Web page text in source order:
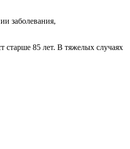
заболевания,
старше 85 лет. В тяжелых случаях